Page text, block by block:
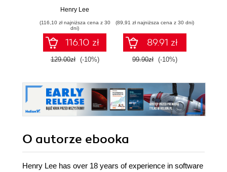
Dialogflow for
Alexa Skills Kit for
Amazon Echo
Henry Lee
(116,10 zł najniższa cena z 30
dni)
116.10 zł
129.00zł (-10%)
(89,91 zł najniższa cena z 30 dni)
89.91 zł
99.90zł (-10%)
O autorze ebooka
Henry Lee has over 18 years of experience in software